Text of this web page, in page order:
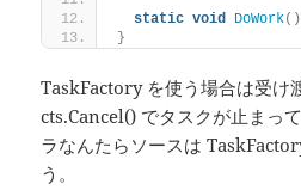
static void DoWork()
}
TaskFactory を使う場合は受け
cts.Cancel() でタスクが止まっ
ラなんたらソースは
う。